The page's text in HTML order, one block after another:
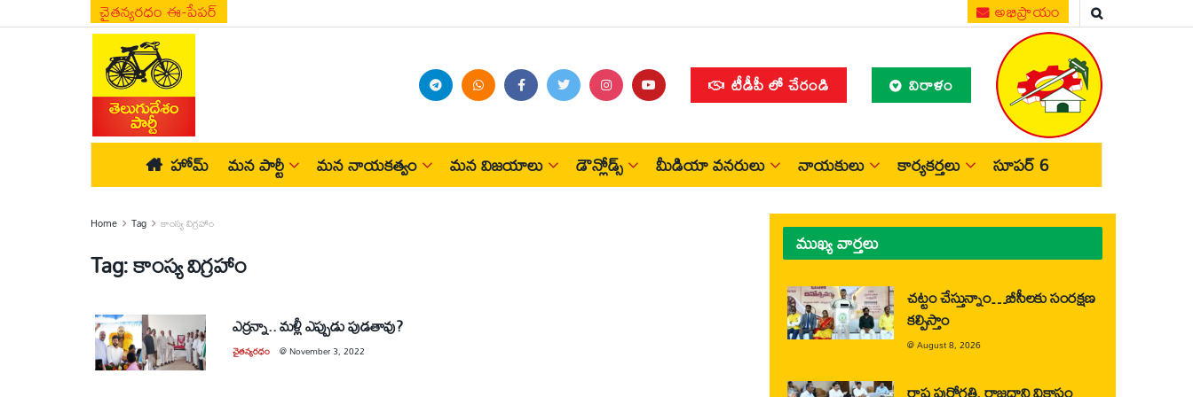
చైతన్యరధం ఈ-పేపర్ అభిప్రాయం
టీడీపీ లో చేరండి విరాళం
హోమ్ మన పార్టీ మన నాయకత్వం మన విజయాలు డౌన్లోడ్స్ మీడియా వనరులు నాయకులు కార్యకర్తలు సూపర్ 6
Home Tag కాంస్య విగ్రహాం
Tag:కాంస్య విగ్రహాం
ఎర్రన్నా.. మళ్లీ ఎప్పుడు పుడతావు?
చైతన్యరధం @November 3, 2022
ముఖ్య వార్తలు
చట్టం చేస్తున్నాం…బీసీలకు సంరక్షణ
కల్పిస్తాం
@August 8, 2026